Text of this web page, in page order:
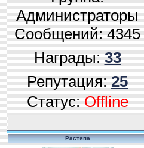
Администраторы
Сообщений:4345
Награды:33
Репутация:25
Статус:Offline
Растяпа